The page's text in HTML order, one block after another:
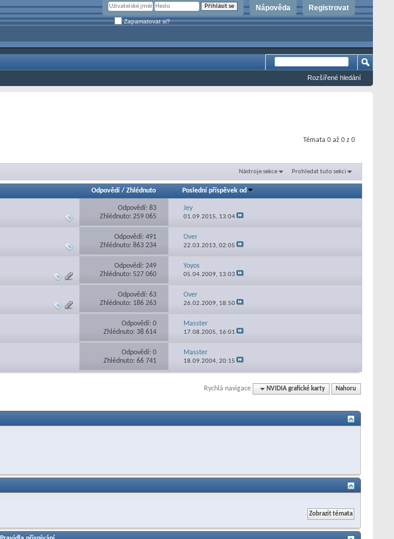
Registrovat
Nápověda
Zapamatovat si?
Rozšířené hledání
Témata 0 až 0 z 0
Nástroje sekce Prohledat tuto sekci
Odpovědí/ Zhlédnuto Poslední příspěvek od
Odpovědí: 83
Zhlédnuto: 259 065
Jey
01.09.2015, 13:04
Odpovědí: 491
Zhlédnuto: 863 234
Over
22.03.2013, 02:05
Odpovědí: 249
Zhlédnuto: 527 060
Yoyos
05.04.2009, 13:03
Odpovědí: 63
Zhlédnuto: 186 263
Over
26.02.2009, 18:50
Odpovědí: 0
Zhlédnuto: 38 614
Masster
17.08.2005, 16:01
Odpovědí: 0
Zhlédnuto: 66 741
Masster
18.09.2004, 20:15
Rychlá navigace NVIDIA grafické karty Nahoru